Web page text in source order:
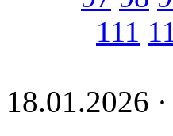
111
18.01.2026